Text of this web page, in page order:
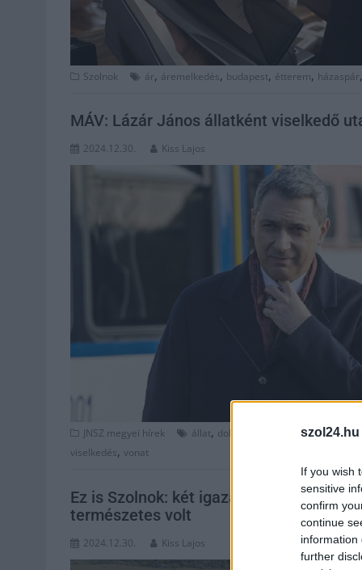
szol24.hu
If you wish
sensitive
confirm
continue
information
further
Szolnok ár, áremelkedés, budapest, étterem, házaspár,
MÁV: Lázár János állatként viselkedő
2024.12.30. Kiss Lajos
JNSZ megyei hírek állat, dolgozók Jász-Nagykun
viselkedés, vonat
Ez is Szolnok: két igazán kedves és
természetes volt
2024.12.30. Kiss Lajos